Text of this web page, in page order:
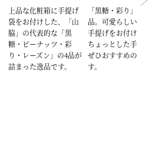
上品な化粧箱に手提げ
袋をお付けした、「山
脇」の代表的な「黒
糖・ピーナッツ・彩
り・レーズン」の4品が
詰まった逸品です。
「黒糖・彩り」の2
品。可愛らしい上品な
手提げをお付けした、
ちょっとした手土産に
ぜひおすすめの逸品で
す。